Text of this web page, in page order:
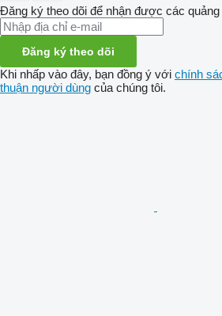
Đăng ký theo dõi để nhận được các
Đăng ký theo dõi
Khi nhấp vào đây, bạn đồng ý với chính
thuận người dùng của chúng tôi.